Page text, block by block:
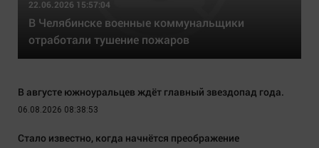
22.06.2026 15:57:04
В Челябинске военные коммунальщики
отработали тушение пожаров
В августе южноуральцев ждёт главный звездопад года.
06.08.2026 08:38:53
Стало известно, когда начнётся преображение